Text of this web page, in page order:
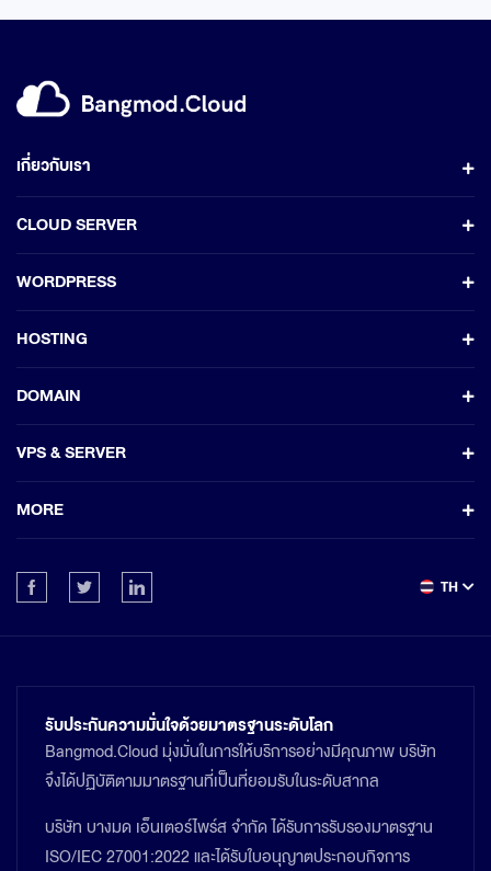
เกี่ยวกับเรา
CLOUD SERVER
WORDPRESS
HOSTING
DOMAIN
VPS & SERVER
MORE
TH
รับประกันความมั่นใจด้วยมาตรฐานระดับโลก
Bangmod.Cloud มุ่งมั่นในการให้บริการอย่างมีคุณภาพ บริษัท
จึงได้ปฏิบัติตามมาตรฐานที่เป็นที่ยอมรับในระดับสากล
บริษัท บางมด เอ็นเตอร์ไพร์ส จำกัด ได้รับการรับรองมาตรฐาน
ISO/IEC 27001:2022 และได้รับใบอนุญาตประกอบกิจการ